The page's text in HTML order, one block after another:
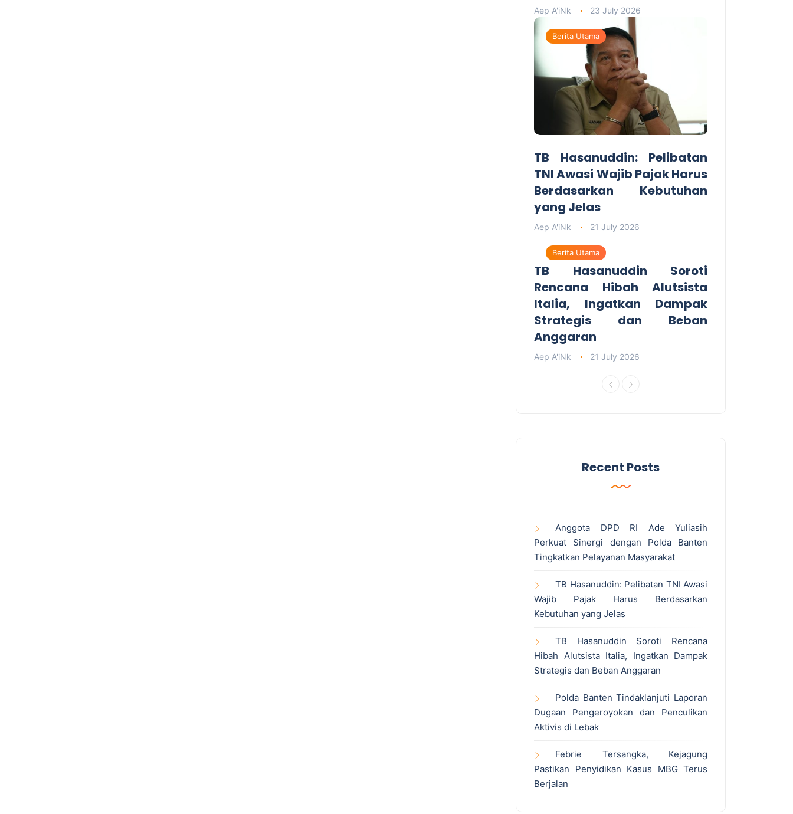
Aep A'iNk 23 July 2026
Berita Utama
TB Hasanuddin: Pelibatan
TNI Awasi Wajib Pajak Harus
Berdasarkan Kebutuhan
yang Jelas
Aep A'iNk 21 July 2026
Berita Utama
TB Hasanuddin Soroti
Rencana Hibah Alutsista
Italia, Ingatkan Dampak
Strategis dan Beban
Anggaran
Aep A'iNk 21 July 2026
Recent Posts
Anggota DPD RI Ade Yuliasih
Perkuat Sinergi dengan Polda Banten
Tingkatkan Pelayanan Masyarakat
TB Hasanuddin: Pelibatan TNI Awasi
Wajib Pajak Harus Berdasarkan
Kebutuhan yang Jelas
TB Hasanuddin Soroti Rencana
Hibah Alutsista Italia, Ingatkan Dampak
Strategis dan Beban Anggaran
Polda Banten Tindaklanjuti Laporan
Dugaan Pengeroyokan dan Penculikan
Aktivis di Lebak
Febrie Tersangka, Kejagung
Pastikan Penyidikan Kasus MBG Terus
Berjalan